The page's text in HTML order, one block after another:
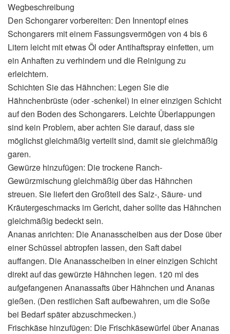
Wegbeschreibung
Den Schongarer vorbereiten: Den Innentopf eines
Schongarers mit einem Fassungsvermögen von 4 bis 6
Litern leicht mit etwas Öl oder Antihaftspray einfetten, um
ein Anhaften zu verhindern und die Reinigung zu
erleichtern.
Schichten Sie das Hähnchen: Legen Sie die
Hähnchenbrüste (oder -schenkel) in einer einzigen Schicht
auf den Boden des Schongarers. Leichte Überlappungen
sind kein Problem, aber achten Sie darauf, dass sie
möglichst gleichmäßig verteilt sind, damit sie gleichmäßig
garen.
Gewürze hinzufügen: Die trockene Ranch-
Gewürzmischung gleichmäßig über das Hähnchen
streuen. Sie liefert den Großteil des Salz-, Säure- und
Kräutergeschmacks im Gericht, daher sollte das Hähnchen
gleichmäßig bedeckt sein.
Ananas anrichten: Die Ananasscheiben aus der Dose über
einer Schüssel abtropfen lassen, den Saft dabei
auffangen. Die Ananasscheiben in einer einzigen Schicht
direkt auf das gewürzte Hähnchen legen. 120 ml des
aufgefangenen Ananassafts über Hähnchen und Ananas
gießen. (Den restlichen Saft aufbewahren, um die Soße
bei Bedarf später abzuschmecken.)
Frischkäse hinzufügen: Die Frischkäsewürfel über Ananas